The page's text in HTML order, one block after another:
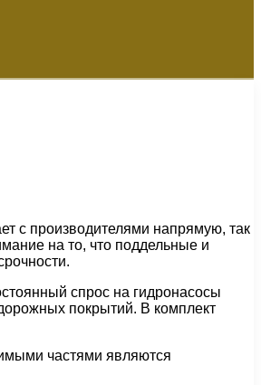
с производителями напрямую, так
на то, что поддельные и
спрос на гидронасосы
покрытий. В комплект
частями являются